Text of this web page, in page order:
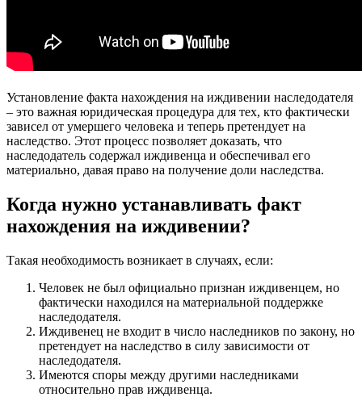
Установление факта нахождения на иждивении наследодателя
– это важная юридическая процедура для тех, кто фактически
зависел от умершего человека и теперь претендует на
наследство. Этот процесс позволяет доказать, что
наследодатель содержал иждивенца и обеспечивал его
материально, давая право на получение доли наследства.
Когда нужно устанавливать факт
нахождения на иждивении?
Такая необходимость возникает в случаях, если:
Человек не был официально признан иждивенцем, но
фактически находился на материальной поддержке
наследодателя.
Иждивенец не входит в число наследников по закону, но
претендует на наследство в силу зависимости от
наследодателя.
Имеются споры между другими наследниками
относительно прав иждивенца.